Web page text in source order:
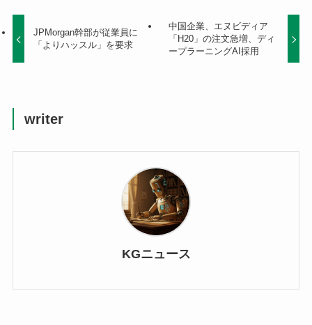
JPMorgan幹部が従業員に
「よりハッスル」を要求
中国企業、エヌビディア
「H20」の注文急増、ディ
ープラーニングAI採用
writer
KGニュース